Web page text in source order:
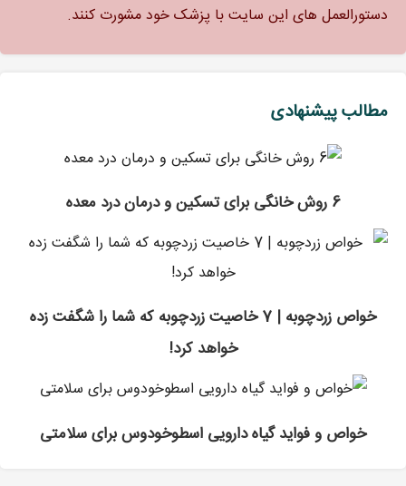
دستورالعمل های این سایت با پزشک خود مشورت کنند.
مطالب پیشنهادی
6 روش خانگی برای تسکین و درمان درد معده
خواص زردچوبه | 7 خاصیت زردچوبه که شما را شگفت زده
خواهد کرد!
خواص و فواید گیاه دارویی اسطوخودوس برای سلامتی